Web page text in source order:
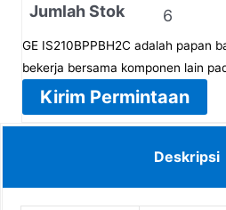
Jumlah Stok
6
GE IS210BPPBH2C adalah papan
bekerja bersama komponen lain
Kirim Permintaan
Deskripsi